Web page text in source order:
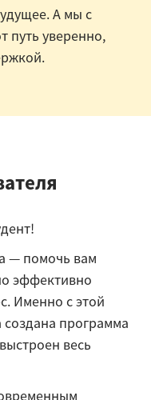
А мы с
путь уверенно,
— помочь вам
эффективно
Именно с этой
программа
весь